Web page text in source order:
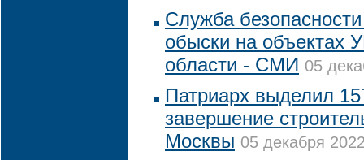
Служба
обыски на объектах
области - СМИ 05
Патриарх выделил
завершение
Москвы 05 декабря